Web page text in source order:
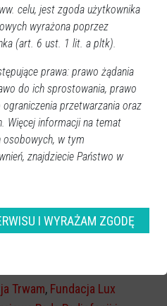
nowe wiadomości
źródeł w Google News.
w Google News
Trwam, Fundacja Lux
celu, jest zgoda użytkownika
wyrażona poprzez
(art. 6 ust. 1 lit. a pltk).
prawa: prawo żądania
do ich sprostowania, prawo
przetwarzania oraz
Więcej informacji na temat
osobowych, w tym
znajdziecie Państwo w
I WYRAŻAM ZGODĘ